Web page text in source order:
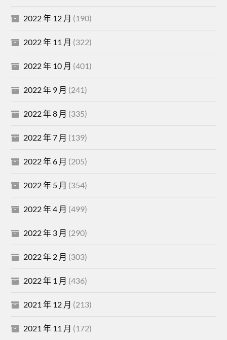
2022 年 12 月 (190)
2022 年 11 月 (322)
2022 年 10 月 (401)
2022 年 9 月 (241)
2022 年 8 月 (335)
2022 年 7 月 (139)
2022 年 6 月 (205)
2022 年 5 月 (354)
2022 年 4 月 (499)
2022 年 3 月 (290)
2022 年 2 月 (303)
2022 年 1 月 (436)
2021 年 12 月 (213)
2021 年 11 月 (172)